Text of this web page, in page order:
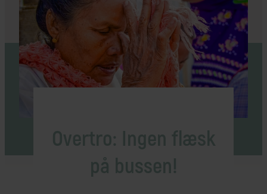
Overtro: Ingen flæsk
på bussen!